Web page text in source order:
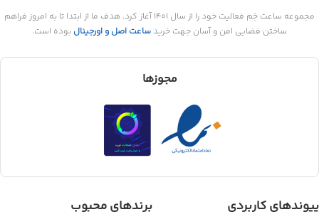
مجموعه ساعت جَم فعالیت خود را از سال 1401 آغاز کرد. هدف ما از ابتدا تا به امروز فراهم
ساختن فضایی امن و آسان جهت خرید ساعت اصل و اورجینال بوده است.
مجوزها
پیوندهای کاربردی برندهای محبوب